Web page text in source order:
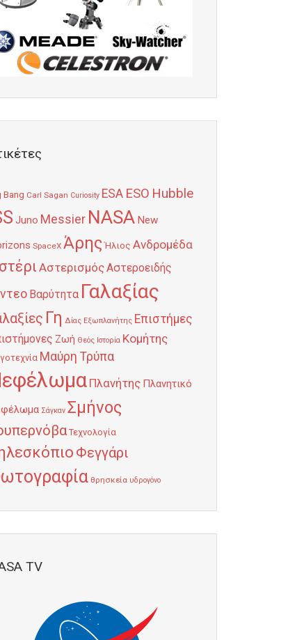
Bang Carl Sagan Curiosity ESA ESO Hubble
Juno Messier NASA New
SpaceX Άρης Ήλιος Ανδρομέδα
ΑστερισμόςΑστεροειδής
Βαρύτητα Γαλαξίας
Γη Δίας Εξωπλανήτης Επιστήμες
Ζωή Θεός Ιστορία Κομήτης
Μαύρη Τρύπα
Πλανήτης Πλανητικό
Σάγκαν Σμήνος
Τεχνολογία
Φεγγάρι
θρησκεία υδρογόνο
TV